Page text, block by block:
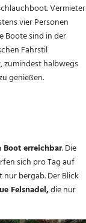
Vermieter
vier Personen
Boote sind in der
Fahrstil
zumindest halbwegs
genießen.
erreichbar. Die
sich pro Tag auf
nur bergab. Der Blick
Felsnadel,die nur